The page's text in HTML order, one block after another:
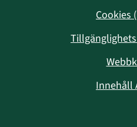
Cookies
Innehåll